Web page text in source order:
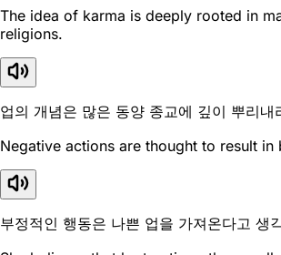
The idea of karma is deeply rooted in
religions.
업의 개념은 많은 동양 종교에 깊이 뿌리내
Negative actions are thought to result in
부정적인 행동은 나쁜 업을 가져온다고 생